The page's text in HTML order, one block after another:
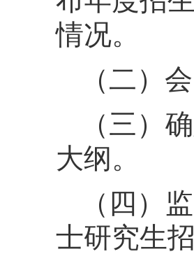
情况。
（二）
（三）
大纲。
（四）
士研究生